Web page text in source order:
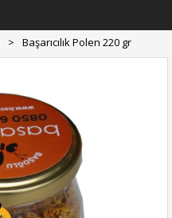
> Başarıcılık Polen 220 gr